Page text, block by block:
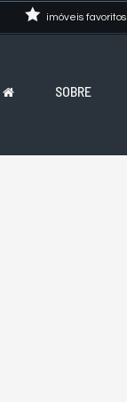
imóveis favoritos
SOBRE